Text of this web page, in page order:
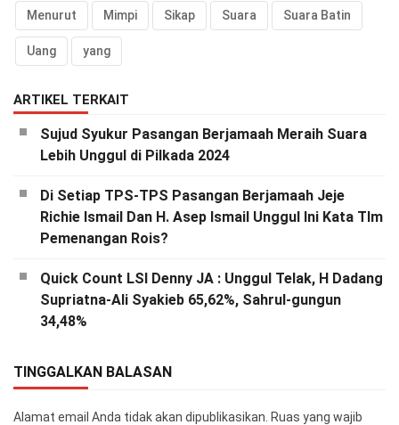
Menurut Mimpi Sikap Suara Suara Batin
Uang yang
ARTIKEL TERKAIT
Sujud Syukur Pasangan Berjamaah Meraih Suara
Lebih Unggul di Pilkada 2024
Di Setiap TPS-TPS Pasangan Berjamaah Jeje
Richie Ismail Dan H. Asep Ismail Unggul Ini Kata TIm
Pemenangan Rois?
Quick Count LSI Denny JA : Unggul Telak, H Dadang
Supriatna-Ali Syakieb 65,62%, Sahrul-gungun
34,48%
TINGGALKAN BALASAN
Alamat email Anda tidak akan dipublikasikan. Ruas yang wajib